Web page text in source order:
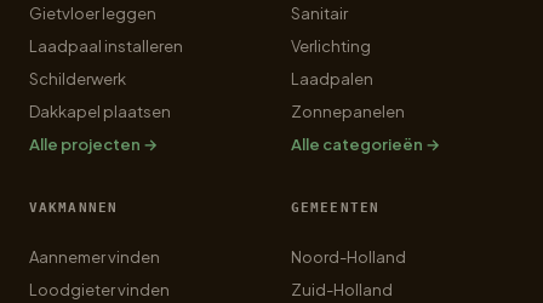
Gietvloer leggen
Laadpaal installeren
Schilderwerk
Dakkapel plaatsen
Alle projecten →
Sanitair
Verlichting
Laadpalen
Zonnepanelen
Alle categorieën →
VAKMANNEN
Aannemer vinden
Loodgieter vinden
GEMEENTEN
Noord-Holland
Zuid-Holland